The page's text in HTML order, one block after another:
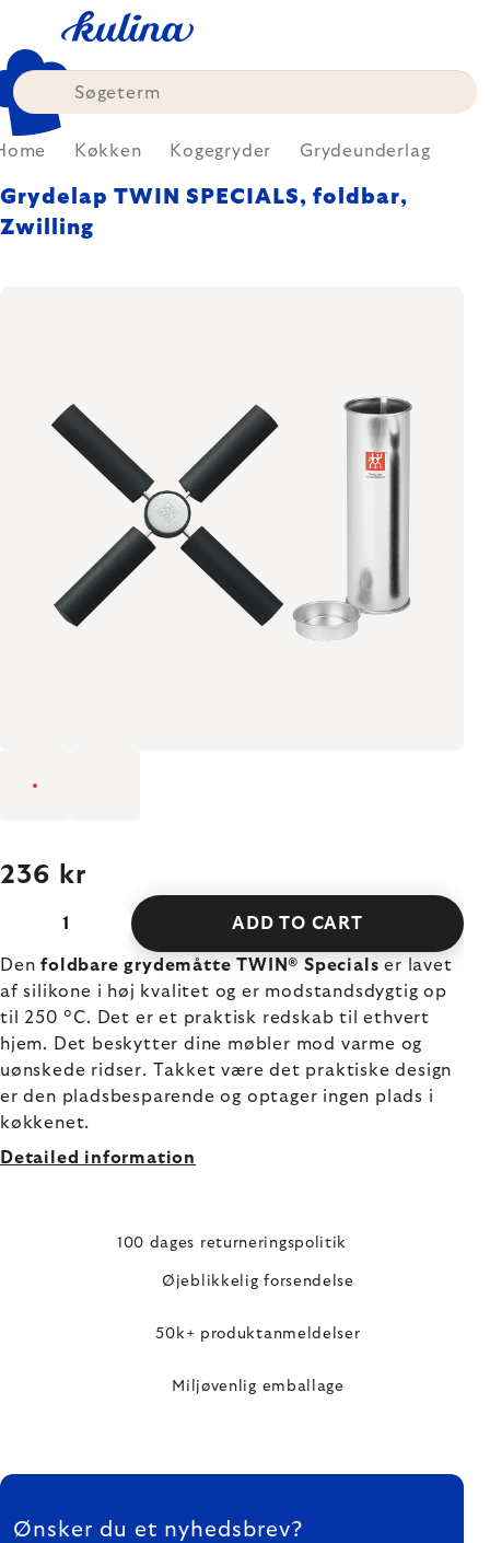
content
Køkken Kogegryder Grydeunderlag
Grydelap TWIN SPECIALS, foldbar,
Zwilling
236 kr
ADD TO CART
Denfoldbare grydemåtte TWIN® Specials er lavet
af silikone i høj kvalitet og er modstandsdygtig op
til 250 °C. Det er et praktisk redskab til ethvert
hjem. Det beskytter dine møbler mod varme og
uønskede ridser. Takket være det praktiske design
er den pladsbesparende og optager ingen plads i
køkkenet.
Detailed information
100 dages returneringspolitik
Øjeblikkelig forsendelse
50k+ produktanmeldelser
Miljøvenlig emballage
FOOTER
Ønsker du et nyhedsbrev?